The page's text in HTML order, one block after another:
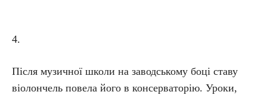
4.
Після музичної школи на заводському боці ставу
віолончель повела його в консерваторію. Уроки,